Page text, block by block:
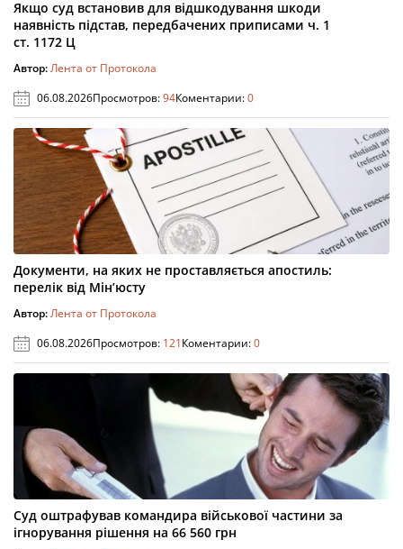
Якщо суд встановив для відшкодування шкоди
наявність підстав, передбачених приписами ч. 1
ст. 1172 Ц
Автор:Лента от Протокола
06.08.2026Просмотров:94Коментарии:0
Документи, на яких не проставляється апостиль:
перелік від Мін’юсту
Автор:Лента от Протокола
06.08.2026Просмотров: 121Коментарии:0
Суд оштрафував командира військової частини за
ігнорування рішення на 66 560 грн